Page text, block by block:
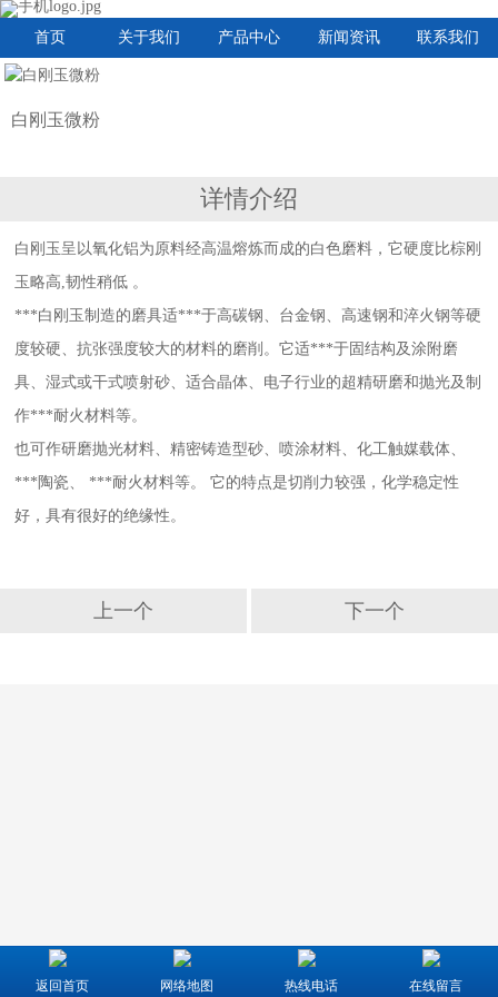
首页 关于我们 产品中心 新闻资讯 联系我们
白刚玉微粉
详情介绍
白刚玉呈以氧化铝为原料经高温熔炼而成的白色磨料，它硬度比棕刚
玉略高,韧性稍低 。
***白刚玉制造的磨具适***于高碳钢、台金钢、高速钢和淬火钢等硬
度较硬、抗张强度较大的材料的磨削。它适***于固结构及涂附磨
具、湿式或干式喷射砂、适合晶体、电子行业的超精研磨和抛光及制
作***耐火材料等。
也可作研磨抛光材料、精密铸造型砂、喷涂材料、化工触媒载体、
***陶瓷、 ***耐火材料等。 它的特点是切削力较强，化学稳定性
好，具有很好的绝缘性。
上一个 下一个
返回首页 网络地图 热线电话 在线留言